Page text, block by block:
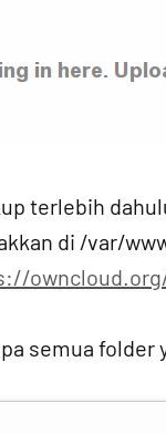
terlebih
di /var/
semua folder